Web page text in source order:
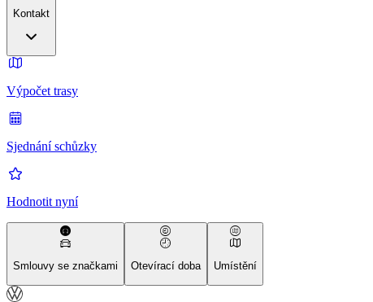
Kontakt
Výpočet trasy
Sjednání schůzky
Hodnotit nyní
Smlouvy se značkami Otevírací doba Umístění